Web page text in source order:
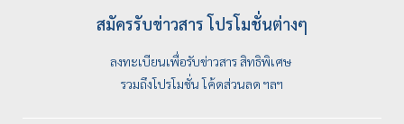
สมัครรับข่าวสาร โปรโมชั่นต่างๆ
ลงทะเบียนเพื่อรับข่าวสาร สิทธิพิเศษ
รวมถึงโปรโมชั่น โค้ดส่วนลด ฯลฯ